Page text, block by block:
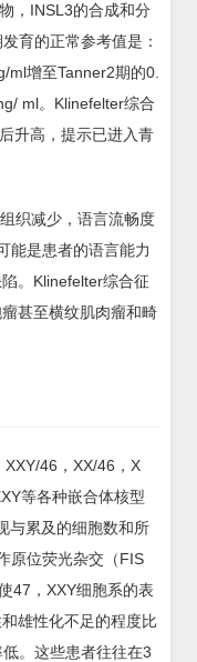
，INSL3的合成和分
育的正常参考值是：
ml增至Tanner2期的0.
ml。Klinefelter综合
升高，提示已进入青
织减少，语言流畅度
能是患者的语言能力
。Klinefelter综合征
甚至横纹肌肉瘤和畸
46，XX/46，X
等各种嵌合体核型
与累及的细胞数和所
原位荧光杂交（FIS
47，XXY细胞系的表
雄性化不足的程度比
。这些患者往往在3